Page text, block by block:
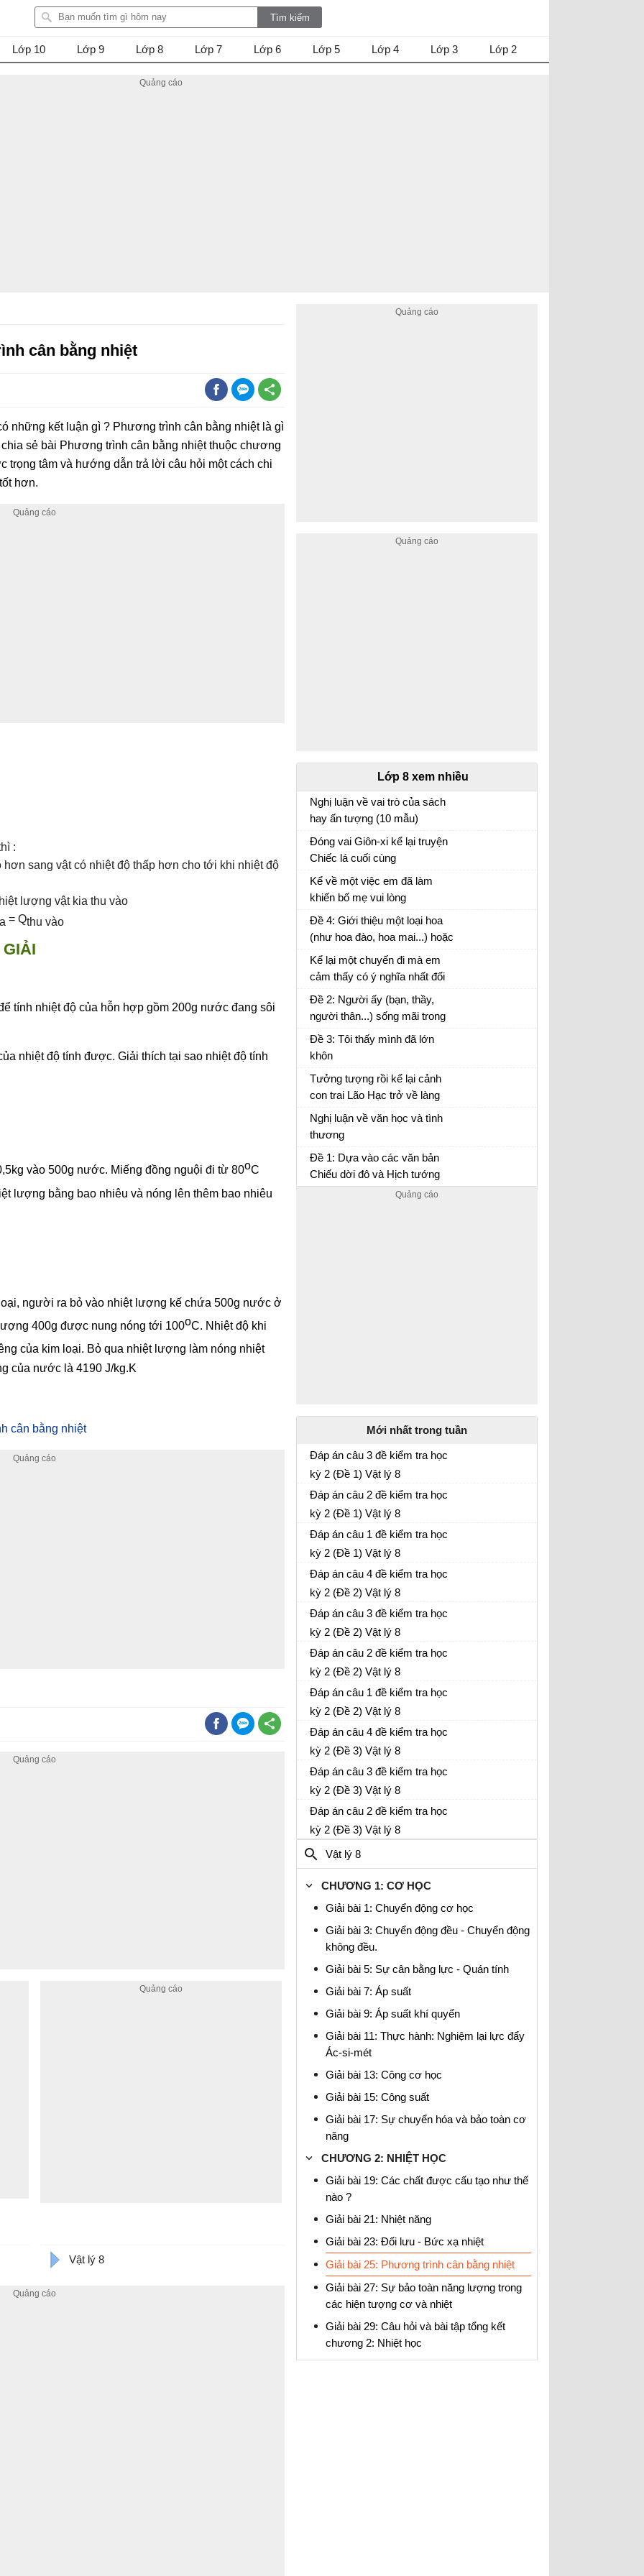
Lớp 10 Lớp 9 Lớp 8 Lớp 7 Lớp 6 Lớp 5 Lớp 4 Lớp 3 Lớp 2
cân bằng nhiệt
những kết luận gì ? Phương trình cân bằng nhiệt là gì
sẻ bài Phương trình cân bằng nhiệt thuộc chương
trọng tâm và hướng dẫn trả lời câu hỏi một cách chi
hơn.
:
hơn sang vật có nhiệt độ thấp hơn cho tới khi nhiệt độ
lượng vật kia thu vào
= Qthu vào
tính nhiệt độ của hỗn hợp gồm 200g nước đang sôi
nhiệt độ tính được. Giải thích tại sao nhiệt độ tính
vào 500g nước. Miếng đồng nguội đi từ 80oC
lượng bằng bao nhiêu và nóng lên thêm bao nhiêu
người ra bỏ vào nhiệt lượng kế chứa 500g nước ở
400g được nung nóng tới 100oC. Nhiệt độ khi
của kim loại. Bỏ qua nhiệt lượng làm nóng nhiệt
của nước là 4190 J/kg.K
cân bằng nhiệt
Vật lý 8
Lớp 8 xem nhiều
Nghị luận về vai trò của sách
hay ấn tượng (10 mẫu)
Đóng vai Giôn-xi kể lại truyện
Chiếc lá cuối cùng
Vào vai Giôn-xi kể lại câu chuyện Chiếc lá cuối
cùng
Kể về một việc em đã làm
khiến bố mẹ vui lòng
Bài viết số 2 lớp 8 đề 3
Đề 4: Giới thiệu một loại hoa
(như hoa đào, hoa mai...) hoặc
một loại cây (như cây chuối,
cây na...)
Kể lại một chuyến đi mà em
cảm thấy có ý nghĩa nhất đối
với mình
Kể về một chuyến du lịch đáng nhớ của em
Đề 2: Người ấy (bạn, thầy,
người thân...) sống mãi trong
lòng tôi
Đề 3: Tôi thấy mình đã lớn
khôn
Tưởng tượng rồi kể lại cảnh
con trai Lão Hạc trở về làng
và thăm mộ cha
Hãy tưởng tượng mình là con trai Lão Hạc để
kể lại câu chuyện ngày trở về quê hương thăm
Nghị luận về văn học và tình
thương
Viết một bài văn nghị luận về văn học và tình
thương lớp 8
Đề 1: Dựa vào các văn bản
Chiếu dời đô và Hịch tướng
sĩ, hãy nêu suy nghĩ của em
Mới nhất trong tuần
Đáp án câu 3 đề kiểm tra học
kỳ 2 (Đề 1) Vật lý 8
Đáp án câu 2 đề kiểm tra học
kỳ 2 (Đề 1) Vật lý 8
Đáp án câu 1 đề kiểm tra học
kỳ 2 (Đề 1) Vật lý 8
Đáp án câu 4 đề kiểm tra học
kỳ 2 (Đề 2) Vật lý 8
Đáp án câu 3 đề kiểm tra học
kỳ 2 (Đề 2) Vật lý 8
Đáp án câu 2 đề kiểm tra học
kỳ 2 (Đề 2) Vật lý 8
Đáp án câu 1 đề kiểm tra học
kỳ 2 (Đề 2) Vật lý 8
Đáp án câu 4 đề kiểm tra học
kỳ 2 (Đề 3) Vật lý 8
Đáp án câu 3 đề kiểm tra học
kỳ 2 (Đề 3) Vật lý 8
Đáp án câu 2 đề kiểm tra học
kỳ 2 (Đề 3) Vật lý 8
Vật lý 8
CHƯƠNG 1: CƠ HỌC
Giải bài 1: Chuyển động cơ học
Giải bài 3: Chuyển động đều - Chuyển động
không đều.
Giải bài 5: Sự cân bằng lực - Quán tính
Giải bài 7: Áp suất
Giải bài 9: Áp suất khí quyển
Giải bài 11: Thực hành: Nghiệm lại lực đẩy
Ác-si-mét
Giải bài 13: Công cơ học
Giải bài 15: Công suất
Giải bài 17: Sự chuyển hóa và bảo toàn cơ
năng
CHƯƠNG 2: NHIỆT HỌC
Giải bài 19: Các chất được cấu tạo như thế
nào ?
Giải bài 21: Nhiệt năng
Giải bài 23: Đối lưu - Bức xạ nhiệt
Giải bài 25: Phương trình cân bằng nhiệt
Giải bài 27: Sự bảo toàn năng lượng trong
các hiện tượng cơ và nhiệt
Giải bài 29: Câu hỏi và bài tập tổng kết
chương 2: Nhiệt học